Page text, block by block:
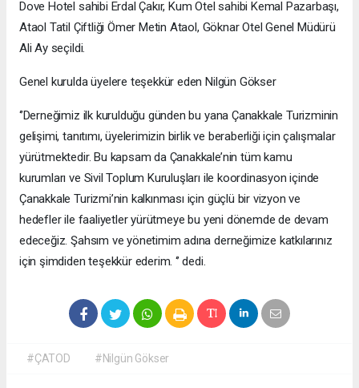
Dove Hotel sahibi Erdal Çakır, Kum Otel sahibi Kemal Pazarbaşı,
Ataol Tatil Çiftliği Ömer Metin Ataol, Göknar Otel Genel Müdürü
Ali Ay seçildi.
Genel kurulda üyelere teşekkür eden Nilgün Gökser
‘’Derneğimiz ilk kurulduğu günden bu yana Çanakkale Turizminin
gelişimi, tanıtımı, üyelerimizin birlik ve beraberliği için çalışmalar
yürütmektedir. Bu kapsam da Çanakkale’nin tüm kamu
kurumları ve Sivil Toplum Kuruluşları ile koordinasyon içinde
Çanakkale Turizmi’nin kalkınması için güçlü bir vizyon ve
hedefler ile faaliyetler yürütmeye bu yeni dönemde de devam
edeceğiz. Şahsım ve yönetimim adına derneğimize katkılarınız
için şimdiden teşekkür ederim. ‘’ dedi.
#ÇATOD #Nilgün Gökser